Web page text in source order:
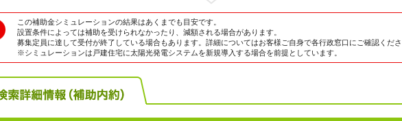
この補助金シミュレーションの結果はあくまでも目安です。
設置条件によっては補助を受けられなかったり、減額される場合があります。
募集定員に達して受付が終了している場合もあります。詳細についてはお客様ご自身で各行政窓口にご確認くださ
※シミュレーションは戸建住宅に太陽光発電システムを新規導入する場合を前提としています。